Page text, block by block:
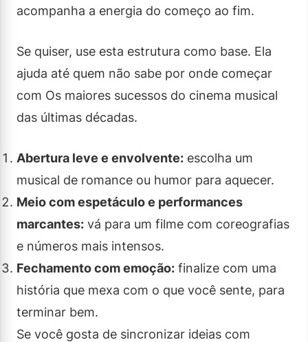
acompanha a energia do começo ao fim.
Se quiser, use esta estrutura como base. Ela
ajuda até quem não sabe por onde começar
com Os maiores sucessos do cinema musical
das últimas décadas.
Abertura leve e envolvente: escolha um
musical de romance ou humor para aquecer.
Meio com espetáculo e performances
marcantes: vá para um filme com coreografias
e números mais intensos.
Fechamento com emoção: finalize com uma
história que mexa com o que você sente, para
terminar bem.
Se você gosta de sincronizar ideias com